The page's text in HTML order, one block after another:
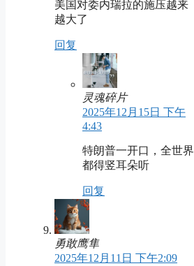
美国对委内瑞拉的施压越来
越大了
回复
灵魂碎片
2025年12月15日 下午
4:43
特朗普一开口，全世界
都得竖耳朵听
回复
勇敢鹰隼
2025年12月11日 下午2:09